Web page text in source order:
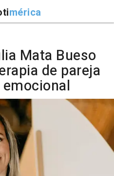
mérica
Mata Bueso
de pareja